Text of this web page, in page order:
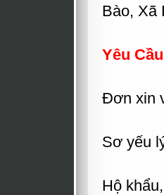
Bào, Xã
Yêu
Đơn xin
Sơ yếu
Hộ